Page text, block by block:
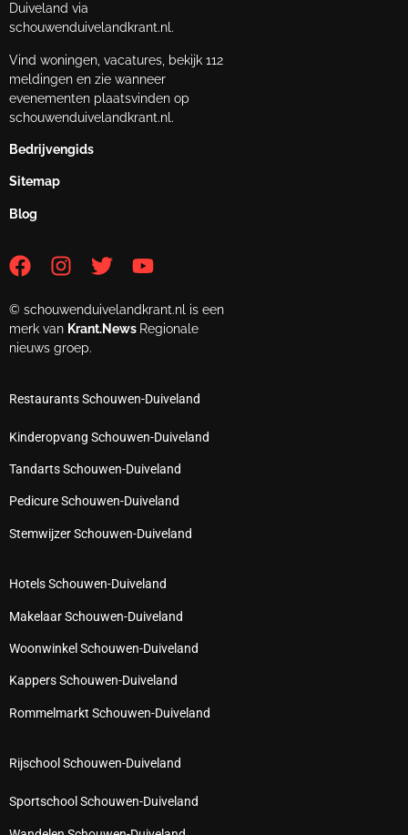
Duiveland via
schouwenduivelandkrant.nl.
Vind woningen, vacatures, bekijk 112
meldingen en zie wanneer
evenementen plaatsvinden op
schouwenduivelandkrant.nl.
Bedrijvengids
Sitemap
Blog
© schouwenduivelandkrant.nl is een
merk van Krant.News Regionale
nieuws groep.
Restaurants Schouwen-Duiveland
Kinderopvang Schouwen-Duiveland
Tandarts Schouwen-Duiveland
Pedicure Schouwen-Duiveland
Stemwijzer Schouwen-Duiveland
Hotels Schouwen-Duiveland
Makelaar Schouwen-Duiveland
Woonwinkel Schouwen-Duiveland
Kappers Schouwen-Duiveland
Rommelmarkt Schouwen-Duiveland
Rijschool Schouwen-Duiveland
Sportschool Schouwen-Duiveland